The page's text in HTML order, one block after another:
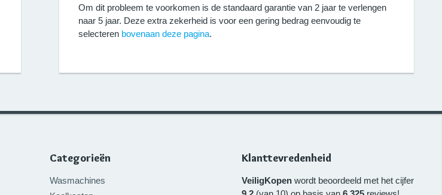
Om dit probleem te voorkomen is de standaard garantie van 2 jaar te verlengen
naar 5 jaar. Deze extra zekerheid is voor een gering bedrag eenvoudig te
selecteren bovenaan deze pagina.
Categorieën
Wasmachines
Klanttevredenheid
VeiligKopenwordt beoordeeld met het cijfer